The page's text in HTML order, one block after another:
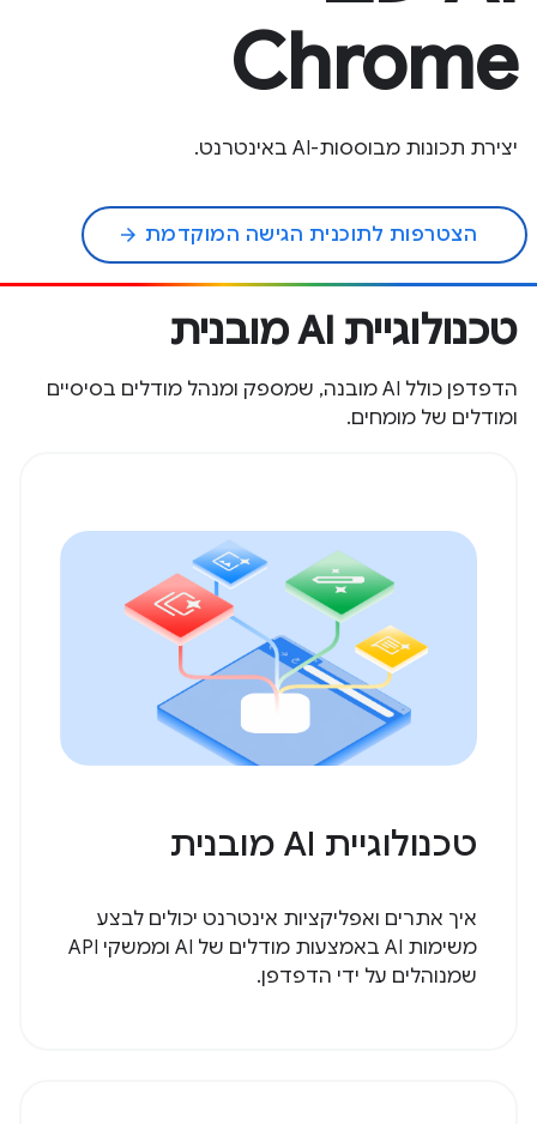
Chrome
יצירת תכונות מבוססות-AI באינטרנט.
הצטרפות לתוכנית הגישה המוקדמת arrow_forward
טכנולוגיית AI מובנית
הדפדפן כולל AI מובנה, שמספק ומנהל מודלים בסיסיים
ומודלים של מומחים.
טכנולוגיית AI מובנית
איך אתרים ואפליקציות אינטרנט יכולים לבצע
משימות AI באמצעות מודלים של AI וממשקי API
שמנוהלים על ידי הדפדפן.